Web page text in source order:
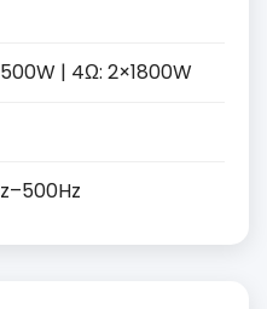
| 4Ω: 2×1800W